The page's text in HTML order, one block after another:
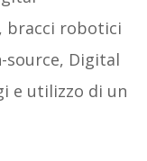
bracci robotici
Digital
e utilizzo di un